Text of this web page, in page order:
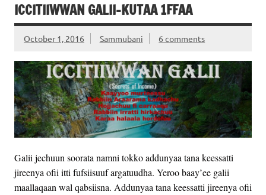
ICCITIIWWAN GALII-KUTAA 1FFAA
October 1, 2016 Sammubani 6 comments
Galii jechuun soorata namni tokko addunyaa tana keessatti
jireenya ofii itti fufsiisuuf argatuudha. Yeroo baay’ee galii
maallaqaan wal qabsiisna. Addunyaa tana keessatti jireenya ofii